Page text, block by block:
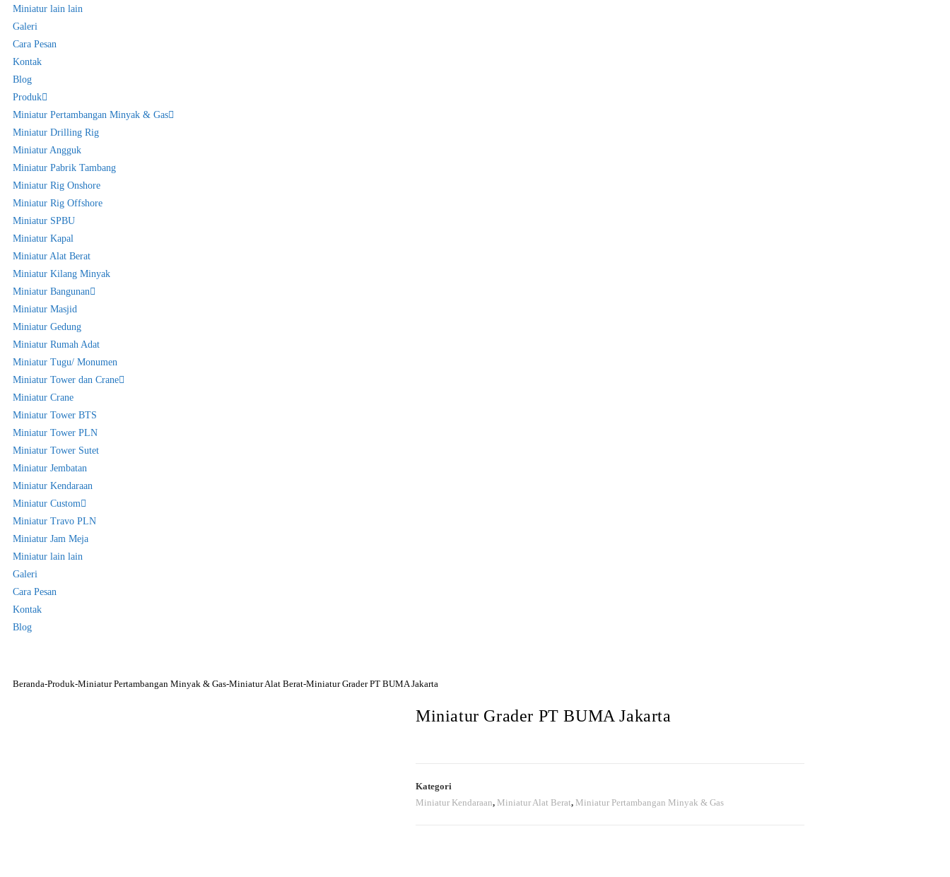
Miniatur lain lain
Galeri
Cara Pesan
Kontak
Blog
Produk
Miniatur Pertambangan Minyak & Gas
Miniatur Drilling Rig
Miniatur Angguk
Miniatur Pabrik Tambang
Miniatur Rig Onshore
Miniatur Rig Offshore
Miniatur SPBU
Miniatur Kapal
Miniatur Alat Berat
Miniatur Kilang Minyak
Miniatur Bangunan
Miniatur Masjid
Miniatur Gedung
Miniatur Rumah Adat
Miniatur Tugu/ Monumen
Miniatur Tower dan Crane
Miniatur Crane
Miniatur Tower BTS
Miniatur Tower PLN
Miniatur Tower Sutet
Miniatur Jembatan
Miniatur Kendaraan
Miniatur Custom
Miniatur Travo PLN
Miniatur Jam Meja
Miniatur lain lain
Galeri
Cara Pesan
Kontak
Blog
Beranda-Produk-Miniatur Pertambangan Minyak & Gas-Miniatur Alat Berat-Miniatur Grader PT BUMA Jakarta
Miniatur Grader PT BUMA Jakarta
Kategori
Miniatur Kendaraan, Miniatur Alat Berat, Miniatur Pertambangan Minyak & Gas